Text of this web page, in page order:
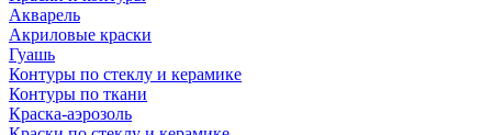
Акварель
Акриловые краски
Гуашь
Контуры по стеклу и керамике
Контуры по ткани
Краска-аэрозоль